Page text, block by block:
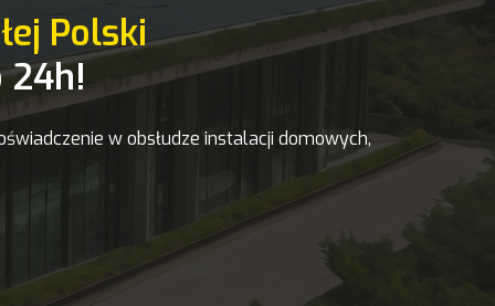
Polski
24h!
w obsłudze instalacji domowych,